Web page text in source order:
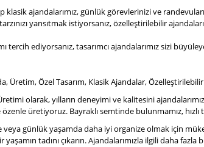
klasik ajandalarımız, günlük görevlerinizi ve
yansıtmak istiyorsanız, özelleştirilebilir
tercih ediyorsanız, tasarımcı ajandalarımız sizi
Üretim, Özel Tasarım, Klasik Ajandalar,
olarak, yılların deneyimi ve kalitesini
üretiyoruz. Bayraklı semtinde bulunmamız,
veya günlük yaşamda daha iyi organize olmak için
tadını çıkarın. Ajandalarımızla ilgili daha